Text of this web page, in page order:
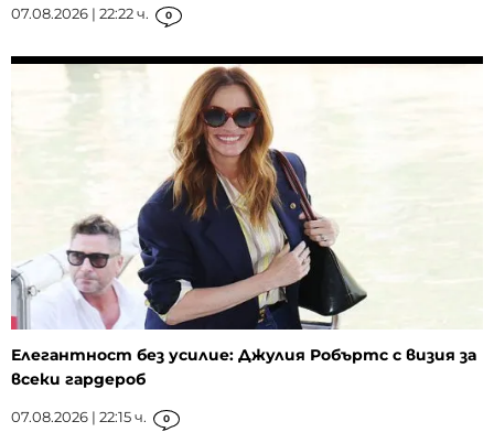
07.08.2026 | 22:22 ч. 0
Елегантност без усилие: Джулия Робъртс с визия за
всеки гардероб
07.08.2026 | 22:15 ч. 0